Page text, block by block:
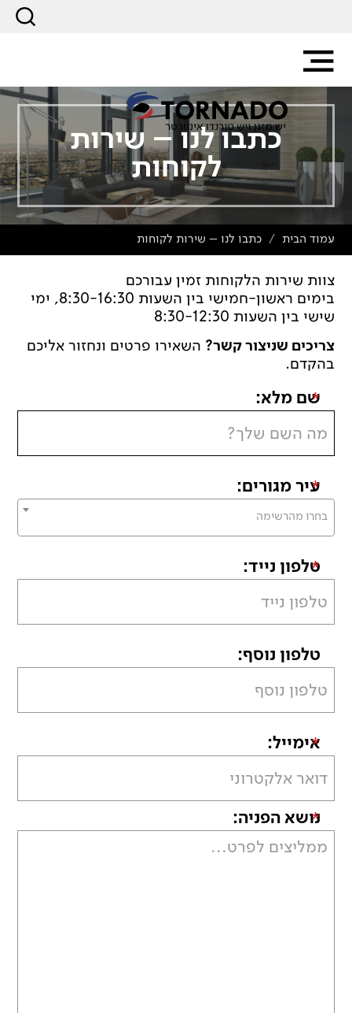
כתבו לנו – שירות
לקוחות
עמוד הבית / כתבו לנו – שירות לקוחות
צוות שירות הלקוחות זמין עבורכם
בימים ראשון-חמישי בין השעות 8:30-16:30, ימי
שישי בין השעות 8:30-12:30
צריכים שניצור קשר? השאירו פרטים ונחזור אליכם
בהקדם.
*
שם מלא:
*
עיר מגורים:
בחרו מהרשימה
*
טלפון נייד:
*
טלפון נוסף:
*
אימייל:
*
נושא הפניה: